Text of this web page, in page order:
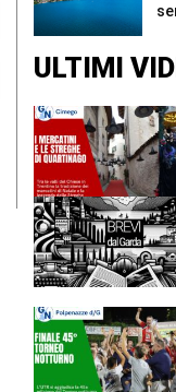
Email:*
ULTIMI